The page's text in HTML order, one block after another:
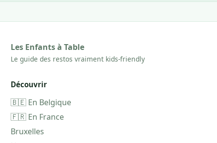
Les Enfants à Table
Le guide des restos vraiment kids-friendly
Découvrir
🇧🇪 En Belgique
🇫🇷 En France
Bruxelles